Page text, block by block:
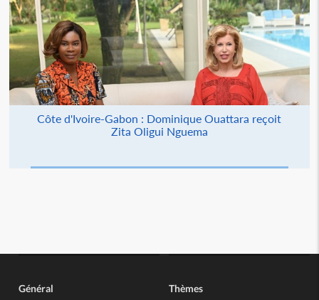
Côte d'Ivoire-Gabon : Dominique Ouattara reçoit
Zita Oligui Nguema
Général Thèmes